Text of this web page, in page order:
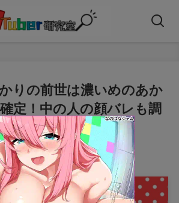
りの前世は濃いめのあか
定！中の人の顔バレも調
2025年9月12日